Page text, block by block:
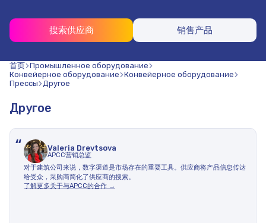
搜索供应商 销售产品
首页 Промышленное оборудование
Конвейерное оборудование Конвейерное оборудование
Прессы Другое
Другое
“ Valeria Drevtsova
APCC营销总监
对于建筑公司来说，数字渠道是市场存在的重要工具。供应商将产品信息传达
给受众，采购商简化了供应商的搜索。
了解更多关于与APCC的合作 →